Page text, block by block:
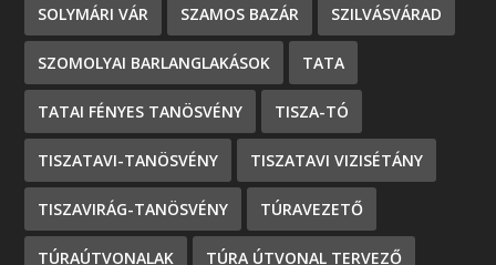
SOLYMÁRI VÁR SZAMOS BAZÁR SZILVÁSVÁRAD
SZOMOLYAI BARLANGLAKÁSOK TATA
TATAI FÉNYES TANÖSVÉNY TISZA-TÓ
TISZATAVI-TANÖSVÉNY TISZATAVI VIZISÉTÁNY
TISZAVIRÁG-TANÖSVÉNY TÚRAVEZETŐ
TÚRAÚTVONALAK TÚRA ÚTVONAL TERVEZŐ